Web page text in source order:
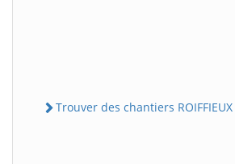
Trouver des chantiers ROIFFIEUX